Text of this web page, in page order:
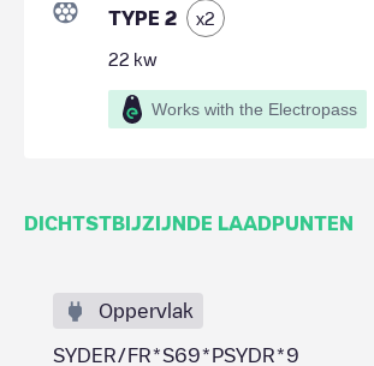
TYPE 2 x2
22 kw
Works with the Electropass
DICHTSTBIJZIJNDE LAADPUNTEN
Oppervlak
SYDER/FR*S69*PSYDR*9